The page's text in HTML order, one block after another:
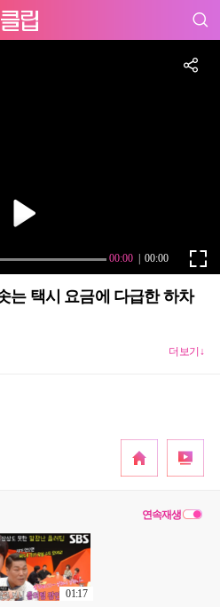
는 택시 요금에 다급한 하차
더보기↓
연속재생
01:17